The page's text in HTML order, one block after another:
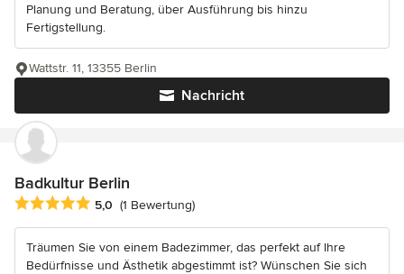
Planung und Beratung, über Ausführung bis hinzu
Fertigstellung.
Nachricht
Wattstr. 11, 13355 Berlin
Badkultur Berlin
Durchschnittliche Bewertung: 5 von 5 Sternen
5,0 (1 Bewertung)
Träumen Sie von einem Badezimmer, das perfekt auf Ihre
Bedürfnisse und Ästhetik abgestimmt ist? Wünschen Sie sich